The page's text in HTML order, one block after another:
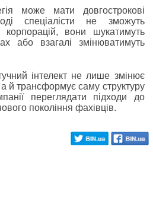
може мати довгострокові
спеціалісти не зможуть
вони шукатимуть
або взагалі змінюватимуть
інтелект не лише змінює
а й трансформує саму структуру
переглядати підходи до
покоління фахівців.